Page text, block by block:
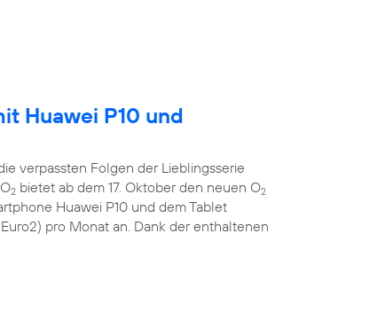
Huawei P10 und
verpassten Folgen der Lieblingsserie
2 bietet ab dem 17. Oktober den neuen O2
Huawei P10 und dem Tablet
pro Monat an. Dank der enthaltenen